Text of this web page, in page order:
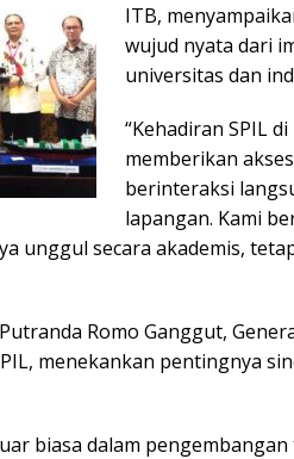
ITB,
wujud nyata dari
universitas dan
“Kehadiran SPIL
memberikan
berinteraksi
lapangan. Kami
unggul secara akademis,
Romo Ganggut,
menekankan pentingnya
biasa dalam